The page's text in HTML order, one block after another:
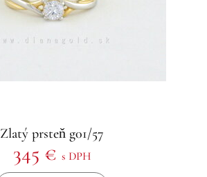
Zlatý prsteň g01/57
345 € s DPH